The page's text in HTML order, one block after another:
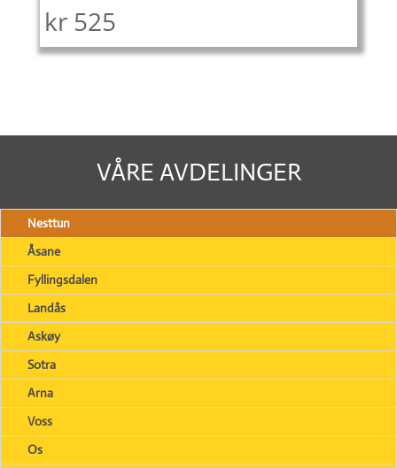
kr 525
VÅRE AVDELINGER
Nesttun
Åsane
Fyllingsdalen
Landås
Askøy
Sotra
Arna
Voss
Os